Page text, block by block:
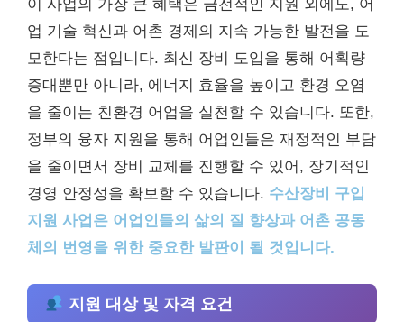
이 사업의 가장 큰 혜택은 금전적인 지원 외에도, 어
업 기술 혁신과 어촌 경제의 지속 가능한 발전을 도
모한다는 점입니다. 최신 장비 도입을 통해 어획량
증대뿐만 아니라, 에너지 효율을 높이고 환경 오염
을 줄이는 친환경 어업을 실천할 수 있습니다. 또한,
정부의 융자 지원을 통해 어업인들은 재정적인 부담
을 줄이면서 장비 교체를 진행할 수 있어, 장기적인
경영 안정성을 확보할 수 있습니다. 수산장비 구입
지원 사업은 어업인들의 삶의 질 향상과 어촌 공동
체의 번영을 위한 중요한 발판이 될 것입니다.
지원 대상 및 자격 요건